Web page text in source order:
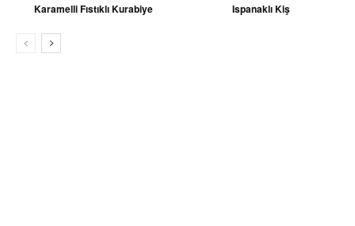
Karamelli Fıstıklı Kurabiye Ispanaklı Kiş